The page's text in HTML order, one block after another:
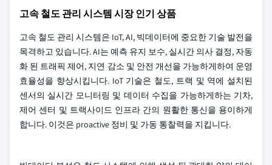
고속 철도 관리 시스템 시장 인기 상품
고속 철도 관리 시스템은 IoT, AI, 빅데이터에 중요한 기술 발전을
목격하고 있습니다. AI는 예측 유지 보수, 실시간 의사 결정, 자동
화 된 트래픽 제어, 지연 감소 및 안전 개선을 가능하게하여 운영
효율성을 향상시킵니다. IoT 기술은 철도, 트랙 및 역에 설치된
센서의 실시간 모니터링 및 데이터 수집을 가능하게하는 기차,
제어 센터 및 트랙사이드 인프라 간의 원활한 통신을 용이하게
합니다. 이것은 proactive 정비 및 가동 통찰력을 지킵니다.